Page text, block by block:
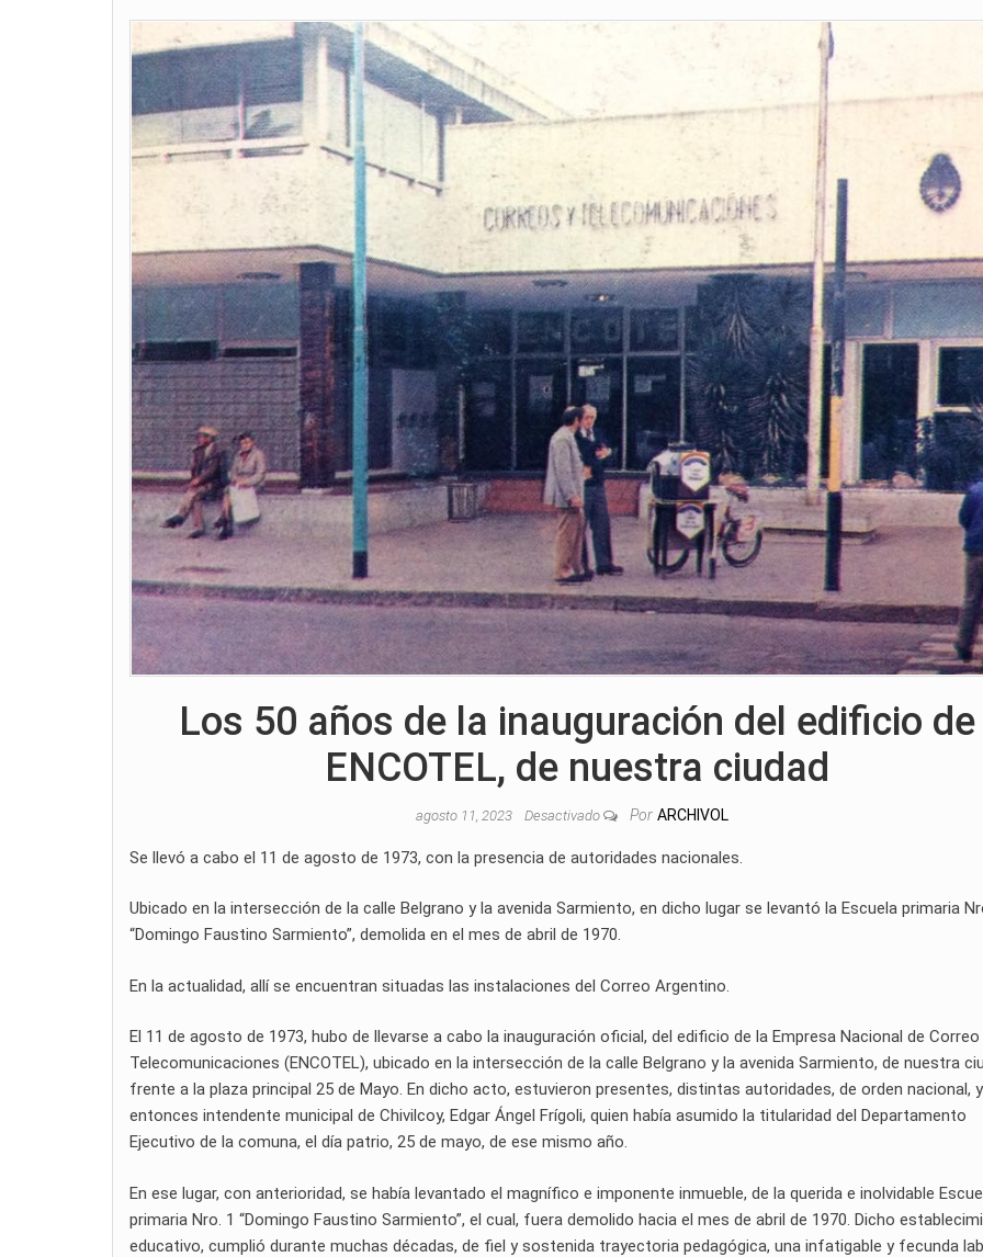
Los 50 años de la inauguración del edificio de
ENCOTEL, de nuestra ciudad
agosto 11, 2023 Desactivado Por ARCHIVOL
Se llevó a cabo el 11 de agosto de 1973, con la presencia de autoridades nacionales.
Ubicado en la intersección de la calle Belgrano y la avenida Sarmiento, en dicho lugar se levantó la Escuela primaria
“Domingo Faustino Sarmiento”, demolida en el mes de abril de 1970.
En la actualidad, allí se encuentran situadas las instalaciones del Correo Argentino.
El 11 de agosto de 1973, hubo de llevarse a cabo la inauguración oficial, del edificio de la Empresa Nacional de Correo
Telecomunicaciones (ENCOTEL), ubicado en la intersección de la calle Belgrano y la avenida Sarmiento, de nuestra
frente a la plaza principal 25 de Mayo. En dicho acto, estuvieron presentes, distintas autoridades, de orden nacional,
entonces intendente municipal de Chivilcoy, Edgar Ángel Frígoli, quien había asumido la titularidad del Departamento
Ejecutivo de la comuna, el día patrio, 25 de mayo, de ese mismo año.
En ese lugar, con anterioridad, se había levantado el magnífico e imponente inmueble, de la querida e inolvidable
primaria Nro. 1 “Domingo Faustino Sarmiento”, el cual, fuera demolido hacia el mes de abril de 1970. Dicho
educativo, cumplió durante muchas décadas, de fiel y sostenida trayectoria pedagógica, una infatigable y fecunda